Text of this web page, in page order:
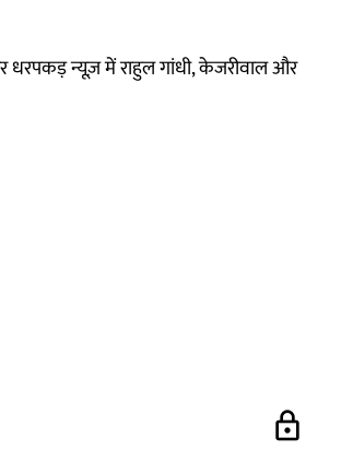
न्यूज़ में राहुल गांधी, केजरीवाल और
lock